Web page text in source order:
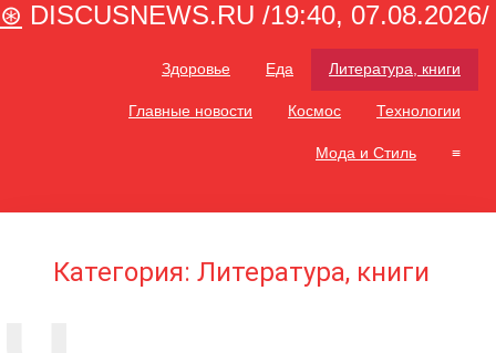
⊛ DISCUSNEWS.RU /19:40, 07.08.2026/
Здоровье Еда Литература, книги
Главные новости Космос Технологии
Мода и Стиль ≡
Категория: Литература, книги